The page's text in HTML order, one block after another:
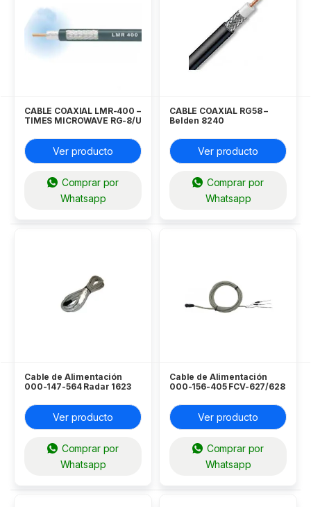
CABLE COAXIAL LMR-400 –
TIMES MICROWAVE RG-8/U
Ver producto
Comprar por
Whatsapp
CABLE COAXIAL RG58 –
Belden 8240
Ver producto
Comprar por
Whatsapp
Cable de Alimentación
000-147-564 Radar 1623
Ver producto
Comprar por
Whatsapp
Cable de Alimentación
000-156-405 FCV-627/628
Ver producto
Comprar por
Whatsapp